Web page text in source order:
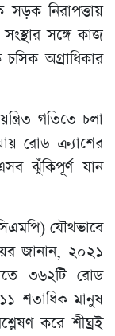
নিরাপত্তায়
সংস্থার সঙ্গে কাজ
অগ্রাধিকার
গতিতে চলা
রোড ক্র্যাশের
ঝুঁকিপূর্ণ যান
যৌথভাবে
জানান, ২০২১
৩৬২টি রোড
শতাধিক মানুষ
করে শীঘ্রই